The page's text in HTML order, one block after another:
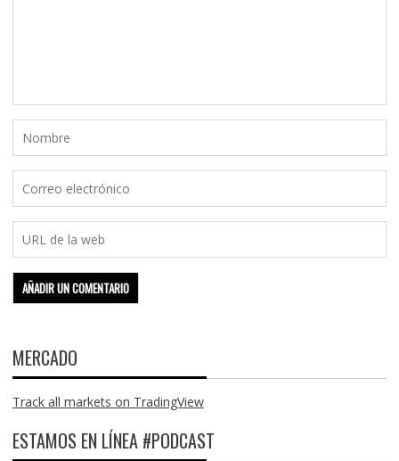
MERCADO
Track all markets on TradingView
ESTAMOS EN LÍNEA #PODCAST